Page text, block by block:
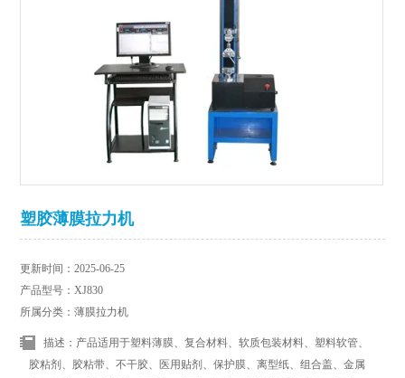
塑胶薄膜拉力机
更新时间：2025-06-25
产品型号：XJ830
所属分类：薄膜拉力机
描述：产品适用于塑料薄膜、复合材料、软质包装材料、塑料软管、
胶粘剂、胶粘带、不干胶、医用贴剂、保护膜、离型纸、组合盖、金属